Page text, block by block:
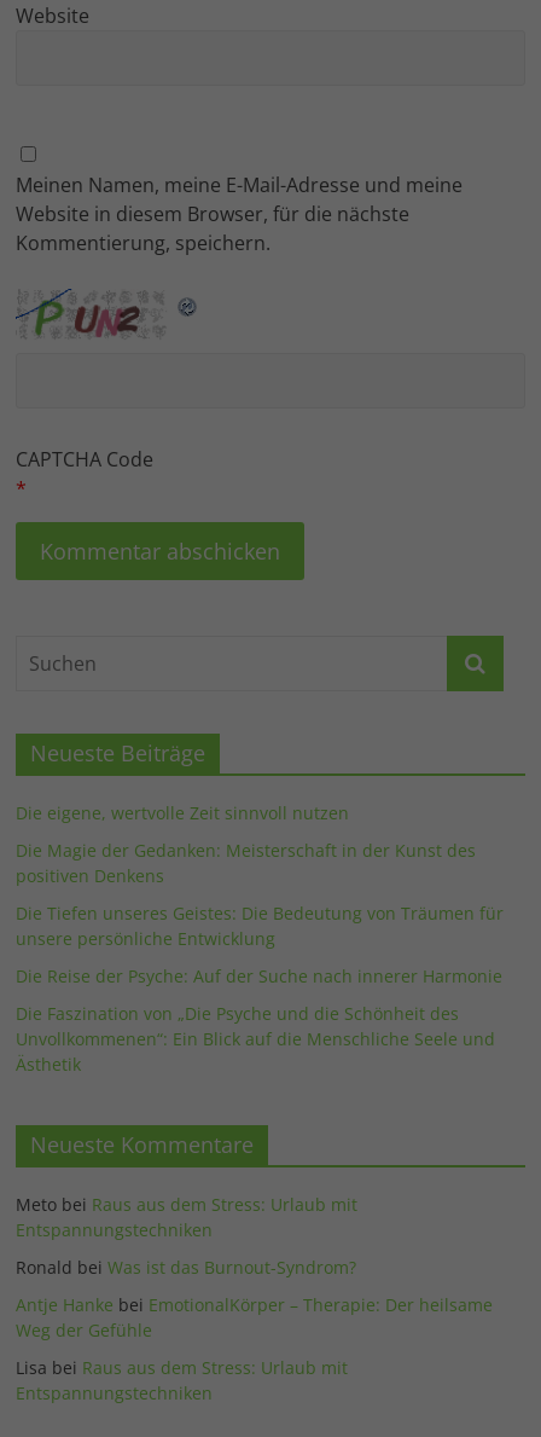
Website
Meinen Namen, meine E-Mail-Adresse und meine
Website in diesem Browser, für die nächste
Kommentierung, speichern.
CAPTCHA Code
*
Neueste Beiträge
Die eigene, wertvolle Zeit sinnvoll nutzen
Die Magie der Gedanken: Meisterschaft in der Kunst des
positiven Denkens
Die Tiefen unseres Geistes: Die Bedeutung von Träumen für
unsere persönliche Entwicklung
Die Reise der Psyche: Auf der Suche nach innerer Harmonie
Die Faszination von „Die Psyche und die Schönheit des
Unvollkommenen“: Ein Blick auf die Menschliche Seele und
Ästhetik
Neueste Kommentare
Meto bei Raus aus dem Stress: Urlaub mit
Entspannungstechniken
Ronald beiWas ist das Burnout-Syndrom?
Antje Hanke bei EmotionalKörper – Therapie: Der heilsame
Weg der Gefühle
Lisa bei Raus aus dem Stress: Urlaub mit
Entspannungstechniken